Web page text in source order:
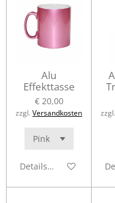
Alu
Effekttasse
€ 20,00
zzgl.Versandkosten
Details anzeigen